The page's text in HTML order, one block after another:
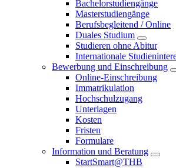
Bachelorstudiengänge
Masterstudiengänge
Berufsbegleitend / Online
Duales Studium
Studieren ohne Abitur
Internationale
Bewerbung und Einschreibung
Online-Einschreibung
Immatrikulation
Hochschulzugang
Unterlagen
Kosten
Fristen
Formulare
Information und Beratung
StartSmart@THB